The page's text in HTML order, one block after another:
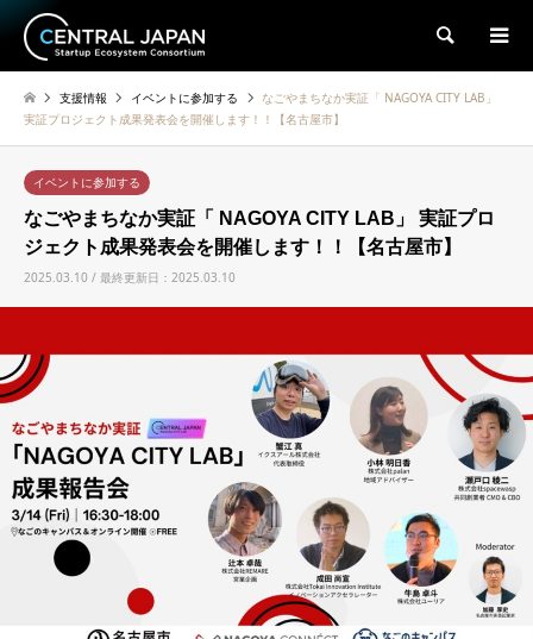
検索
支援情報 イベントに参加する
なごやまちなか実証「 NAGOYA CITY LAB」
実証プロジェクト成果発表会を開催します！！【名古屋市】
イベントに参加する
なごやまちなか実証「 NAGOYA CITY LAB」 実証プロ
ジェクト成果発表会を開催します！！【名古屋市】
2025.03.10 / 最終更新日：2025.03.10